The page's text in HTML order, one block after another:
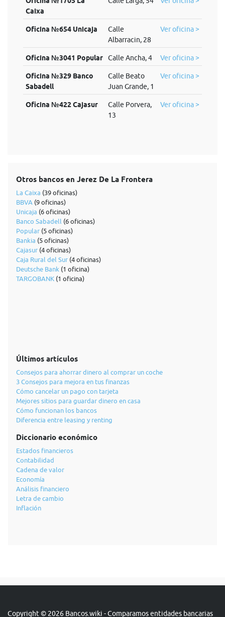
Caixa
Oficina №654 Unicaja
Calle
Albarracin, 28
Ver oficina >
Oficina №3041 Popular Calle Ancha, 4 Ver oficina >
Oficina №329 Banco
Sabadell
Calle Beato
Juan Grande, 1
Ver oficina >
Oficina №422 Cajasur
Calle Porvera,
13
Ver oficina >
Otros bancos en Jerez De La Frontera
La Caixa (39 oficinas)
BBVA (9 oficinas)
Unicaja (6 oficinas)
Banco Sabadell (6 oficinas)
Popular (5 oficinas)
Bankia (5 oficinas)
Cajasur (4 oficinas)
Caja Rural del Sur (4 oficinas)
Deutsche Bank (1 oficina)
TARGOBANK (1 oficina)
Últimos artículos
Consejos para ahorrar dinero al comprar un coche
3 Consejos para mejora en tus finanzas
Cómo cancelar un pago con tarjeta
Mejores sitios para guardar dinero en casa
Cómo funcionan los bancos
Diferencia entre leasing y renting
Diccionario económico
Estados financieros
Contabilidad
Cadena de valor
Economía
Análisis financiero
Letra de cambio
Inflación
Copyright © 2026 Bancos.wiki - Comparamos entidades bancarias